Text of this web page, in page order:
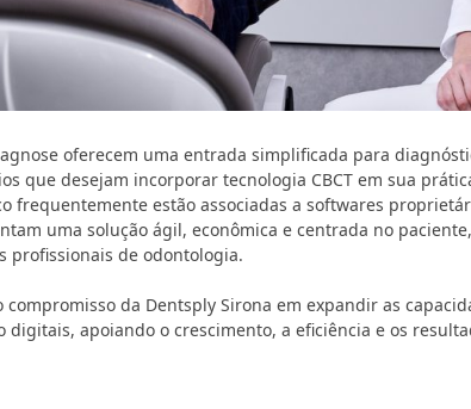
oferecem uma entrada simplificada para
que desejam incorporar tecnologia CBCT em sua
frequentemente estão associadas a softwares
uma solução ágil, econômica e centrada no
profissionais de odontologia.
compromisso da Dentsply Sirona em expandir as
digitais, apoiando o crescimento, a eficiência e os